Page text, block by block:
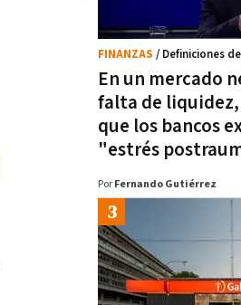
En un mercado
falta de
que los bancos
"estrés
FINANZAS / Definiciones
Por Fernando Gutiérrez